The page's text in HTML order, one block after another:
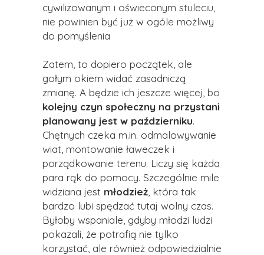
cywilizowanym i oświeconym stuleciu,
nie powinien być już w ogóle możliwy
do pomyślenia
Zatem, to dopiero początek, ale
gołym okiem widać zasadniczą
zmianę. A będzie ich jeszcze więcej, bo
kolejny czyn społeczny na przystani
planowany jest w październiku.
Chętnych czeka m.in. odmalowywanie
wiat, montowanie ławeczek i
porządkowanie terenu. Liczy się każda
para rąk do pomocy. Szczególnie mile
widziana jest młodzież , która tak
bardzo lubi spędzać tutaj wolny czas.
Byłoby wspaniale, gdyby młodzi ludzi
pokazali, że potrafią nie tylko
korzystać, ale również odpowiedzialnie